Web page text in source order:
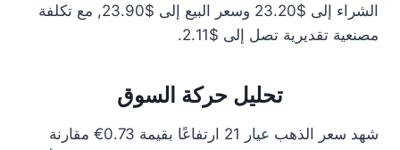
الشراء إلى $23.20 وسعر البيع إلى $23.90, مع تكلفة
مصنعية تقديرية تصل إلى $2.11.
تحليل حركة السوق
شهد سعر الذهب عيار 21 ارتفاعًا بقيمة 0.73€ مقارنة